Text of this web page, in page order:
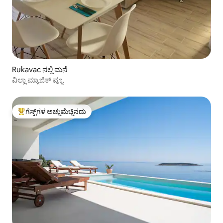
Rukavac ನಲ್ಲಿ ಮನೆ
ವಿಲ್ಲಾ ಮ್ಯಾಜಿಕ್ ವ್ಯೂ
ಗೆಸ್ಟ್‌ಗಳಿಗೆ ಅತಿ ಹೆಚ್ಚು ಅಚ್ಚುಮೆಚ್ಚಿನದು
ಗೆಸ್ಟ್‌ಗಳ ಅಚ್ಚುಮೆಚ್ಚಿನದು